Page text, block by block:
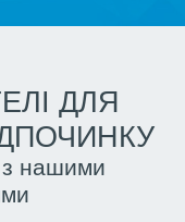
ДЛЯ
з нашими